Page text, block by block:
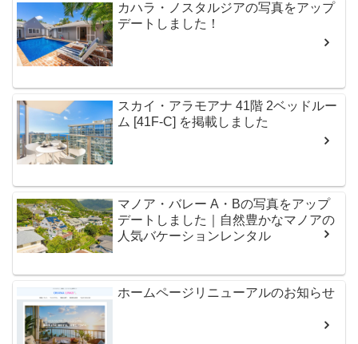
カハラ・ノスタルジアの写真をアップ
デートしました！
スカイ・アラモアナ 41階 2ベッドルー
ム [41F-C] を掲載しました
マノア・バレー A・Bの写真をアップ
デートしました｜自然豊かなマノアの
人気バケーションレンタル
ホームページリニューアルのお知らせ